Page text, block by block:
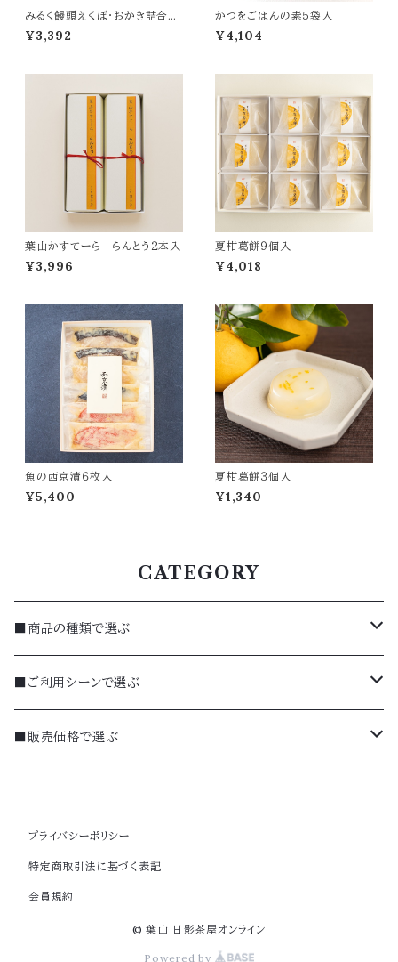
みるく饅頭えくぼ・おかき詰合せ
12個入（EO-12）
¥3,392
かつをごはんの素５袋入
¥4,104
葉山かすてーら らんとう２本入
¥3,996
夏柑葛餅９個入
¥4,018
魚の西京漬６枚入
¥5,400
夏柑葛餅３個入
¥1,340
CATEGORY
■商品の種類で選ぶ
焼菓子
詰合せ（ギフト）
羊羹（ようかん）
米菓（おかき等）
■ご利用シーンで選ぶ
季節のギフト（夏）
お手土産
お中元・お歳暮
■販売価格で選ぶ
1,000～1,999円
2,000～2,999円
プライバシーポリシー
特定商取引法に基づく表記
会員規約
© 葉山 日影茶屋オンライン
Powered by